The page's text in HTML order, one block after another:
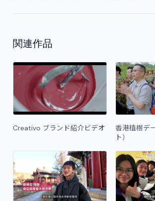
関連作品
Creativo ブランド紹介ビデオ
香港植樹デ
ト）